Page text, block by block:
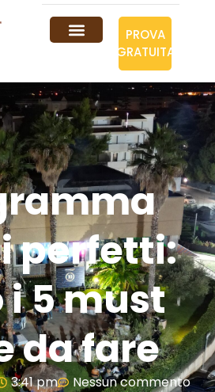
PROVA
GRATUITA
perfetti:
i 5 must
da fare
3:41 pm Nessun commento